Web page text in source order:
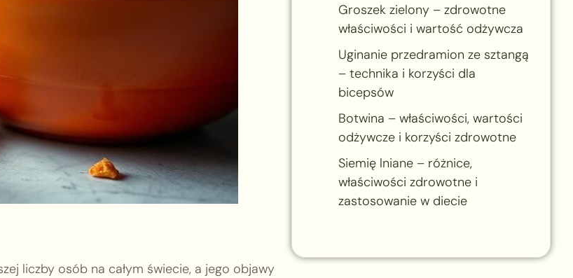
liczby osób na całym świecie, a jego objawy
Groszek zielony – zdrowotne
właściwości i wartość odżywcza
Uginanie przedramion ze sztangą
– technika i korzyści dla
bicepsów
Botwina – właściwości, wartości
odżywcze i korzyści zdrowotne
Siemię lniane – różnice,
właściwości zdrowotne i
zastosowanie w diecie